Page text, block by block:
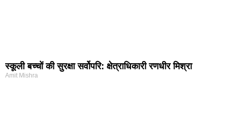
स्कूली बच्चों की सुरक्षा सर्वोपरि: क्षेत्राधिकारी रणधीर मिश्रा
Amit Mishra